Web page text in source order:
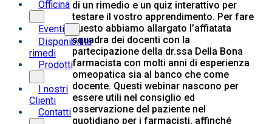
Officina
Eventi
Disponibilità
rimedi
Prodotti
I nostri
Clienti
Contatti
di un rimedio e un quiz interattivo per
testare il vostro apprendimento. Per fare
questo abbiamo allargato l’affiatata
squadra dei docenti con la
partecipazione della dr.ssa Della Bona
farmacista con molti anni di esperienza
omeopatica sia al banco che come
docente. Questi webinar nascono per
essere utili nel consiglio ed
osservazione del paziente nel
quotidiano per i farmacisti, affinché